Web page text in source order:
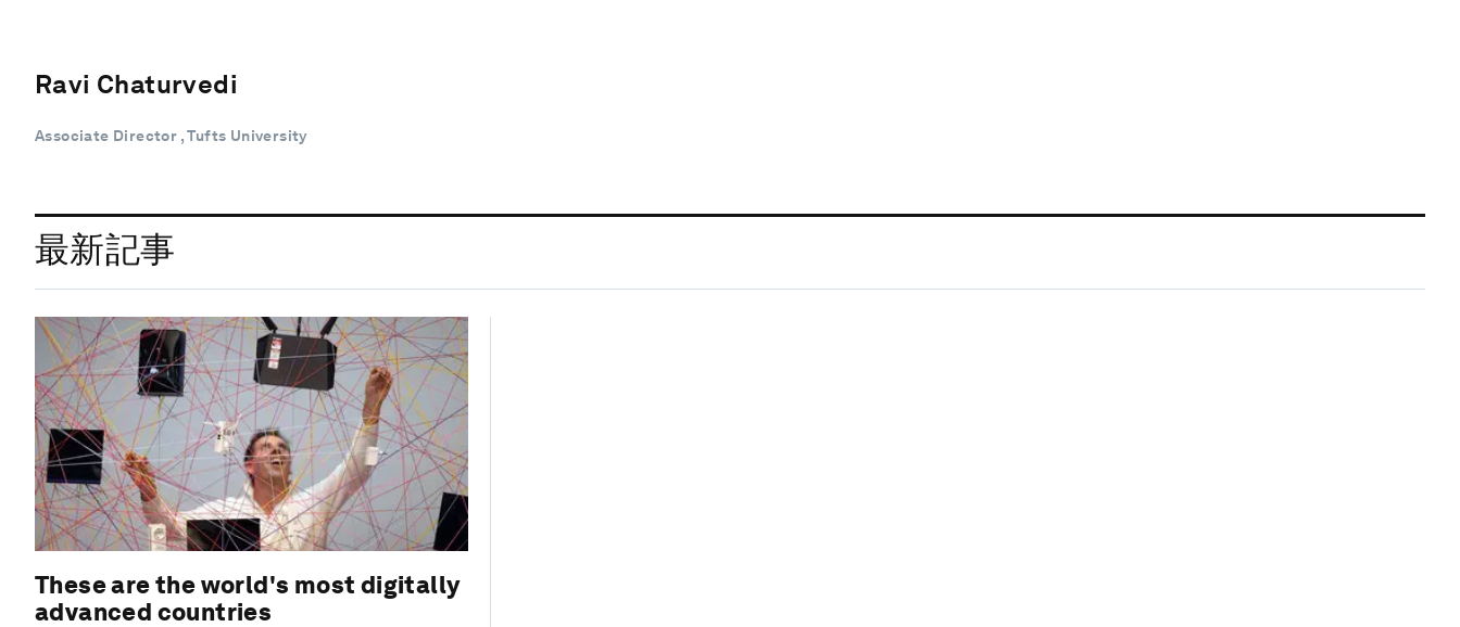
Ravi Chaturvedi
Associate Director , Tufts University
最新記事
These are the world's most digitally
advanced countries